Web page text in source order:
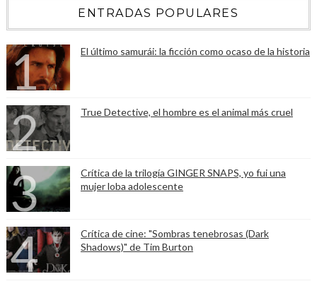
ENTRADAS POPULARES
El último samurái: la ficción como ocaso de la historia
True Detective, el hombre es el animal más cruel
Crítica de la trilogía GINGER SNAPS, yo fui una
mujer loba adolescente
Crítica de cine: "Sombras tenebrosas (Dark
Shadows)" de Tim Burton